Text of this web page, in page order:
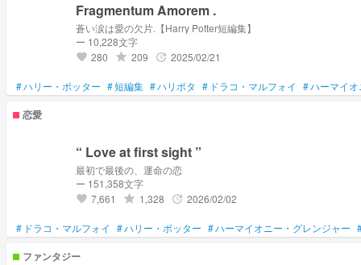
Fragmentum Amorem .
蒼い涙は愛の欠片.【Harry Potter短編集】
ー 10,228文字
favorite 280 grade 209 update 2025/02/21
#ハリー・ポッター #短編集 #ハリポタ # ドラコ・マルフォイ #ハーマイ
恋愛
“ Love at first sight ”
最初で最後の、運命の恋
ー 151,358文字
favorite 7,661 grade 1,328 update 2026/02/02
# ドラコ・マルフォイ #ハリー・ポッター #ハーマイオニー・グレンジャー
ファンタジー